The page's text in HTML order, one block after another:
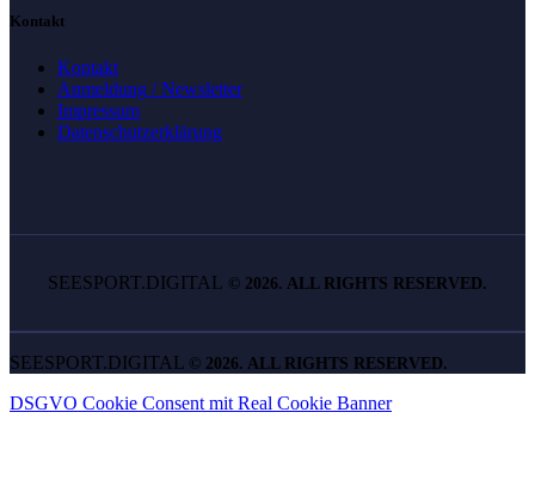
Kontakt
Kontakt
Anmeldung / Newsletter
Impressum
Datenschutzerklärung
SEESPORT.DIGITAL © 2026. ALL RIGHTS RESERVED.
SEESPORT.DIGITAL © 2026. ALL RIGHTS RESERVED.
DSGVO Cookie Consent mit Real Cookie Banner